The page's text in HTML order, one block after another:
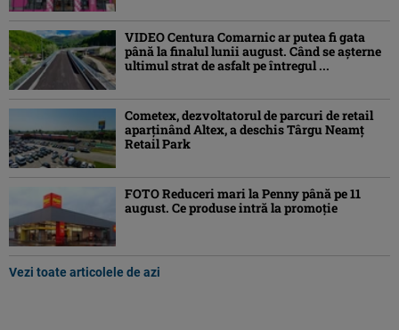
VIDEO Centura Comarnic ar putea fi gata
până la finalul lunii august. Când se așterne
ultimul strat de asfalt pe întregul ...
Cometex, dezvoltatorul de parcuri de retail
aparținând Altex, a deschis Târgu Neamț
Retail Park
FOTO Reduceri mari la Penny până pe 11
august. Ce produse intră la promoție
Vezi toate articolele de azi